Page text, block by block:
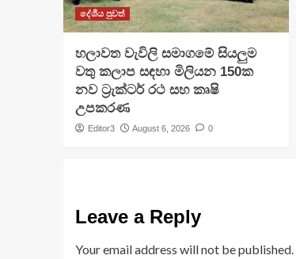
දේශීය පුවත්
හලාවත වැවිලි සමාගමේ සියලුම
වතු කලාප සඳහා මිලියන 150ක
නව ට්‍රැක්ටර් රථ සහ කෘෂි
උපකරණ
Editor3 August 6, 2026 0
Leave a Reply
Your email address will not be published.